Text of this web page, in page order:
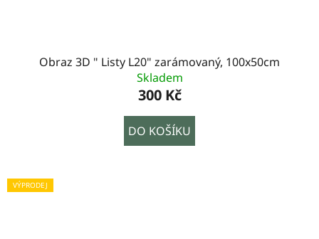
Obraz 3D " Listy L20" zarámovaný, 100x50cm
Skladem
300 Kč
DO KOŠÍKU
VÝPRODEJ